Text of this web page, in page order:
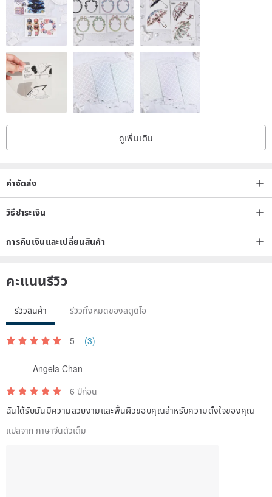
ดูเพิ่มเติม
ค่าจัดส่ง
วิธีชำระเงิน
การคืนเงินและเปลี่ยนสินค้า
คะแนนรีวิว
รีวิวสินค้า รีวิวทั้งหมดของสตูดิโอ
5 (3)
Angela Chan
6 ปีก่อน
ฉันได้รับมันมีความสวยงามและพื้นผิวขอบคุณสำหรับความตั้งใจของคุณ
แปลจาก ภาษาจีนตัวเต็ม